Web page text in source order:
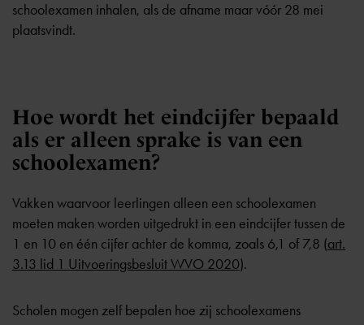
schoolexamen inhalen, als de afname maar vóór 28 mei
plaatsvindt.
Hoe wordt het eindcijfer bepaald
als er alleen sprake is van een
schoolexamen?
Vakken waarvoor leerlingen alleen een schoolexamen
moeten maken worden uitgedrukt in een eindcijfer tussen de
1 en 10 en één cijfer achter de komma, zoals 6,1 of 7,8 (art.
3.13 lid 1 Uitvoeringsbesluit WVO 2020).
Scholen mogen zelf bepalen hoe zij schoolexamens